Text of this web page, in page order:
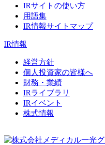
IRサイトの使い方
用語集
IR情報サイトマップ
IR情報
経営方針
個人投資家の皆様へ
財務・業績
IRライブラリ
IRイベント
株式情報